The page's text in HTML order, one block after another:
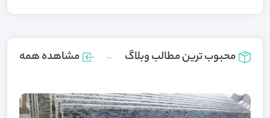
محبوب ترین مطالب وبلاگ مشاهده همه